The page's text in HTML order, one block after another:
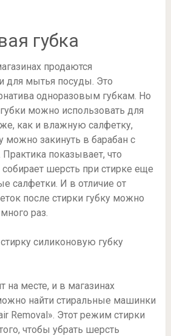
губка
продаются
для мытья посуды. Это
одноразовым губкам. Но
можно использовать для
как и влажную салфетку,
можно закинуть в барабан с
показывает, что
собирает шерсть при стирке еще
салфетки. И в отличие от
после стирки губку можно
раз.
на месте, и в магазинах
найти стиральные машинки
Removal». Этот режим стирки
чтобы убрать шерсть